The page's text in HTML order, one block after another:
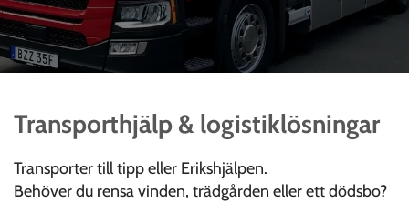
Transporthjälp & logistiklösningar
Transporter till tipp eller Erikshjälpen.
Behöver du rensa vinden, trädgården eller ett dödsbo?